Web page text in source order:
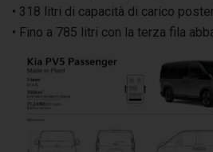
• 318 litri di capacità di carico
• Fino a 785 litri con la terza fila